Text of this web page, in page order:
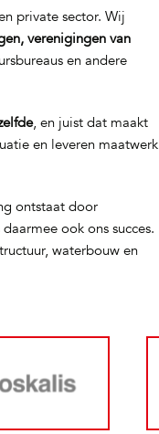
private sector. Wij
verenigingen van
en andere
, en juist dat maakt
en leveren maatwerk
ontstaat door
ook ons succes.
waterbouw en